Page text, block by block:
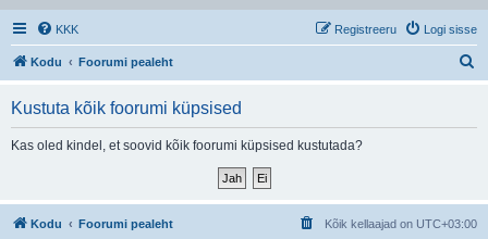
KKK Logi sisse
Registreeru
Kodu Foorumi pealeht
Kustuta kõik foorumi küpsised
Kas oled kindel, et soovid kõik foorumi küpsised kustutada?
Kodu Foorumi pealeht Kõik kellaajad on UTC+03:00